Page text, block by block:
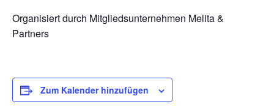
Organisiert durch Mitgliedsunternehmen Melita &
Partners
Zum Kalender hinzufügen